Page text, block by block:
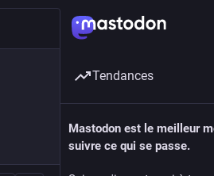
Tendances
Mastodon est le meilleur
suivre ce qui se passe.